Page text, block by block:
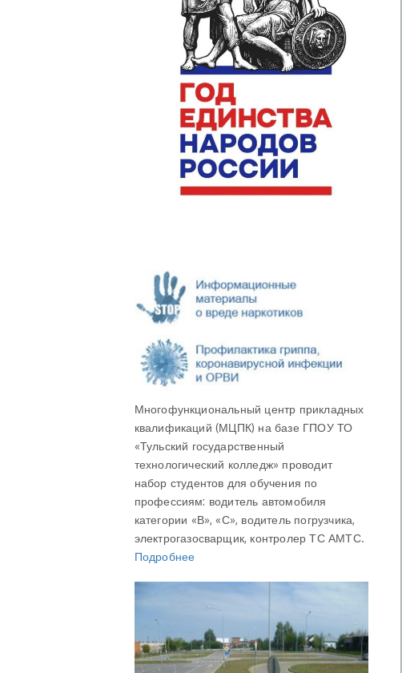
Многофункциональный центр прикладных
квалификаций (МЦПК) на базе ГПОУ ТО
«Тульский государственный
технологический колледж» проводит
набор студентов для обучения по
профессиям: водитель автомобиля
категории «В», «С», водитель погрузчика,
электрогазосварщик, контролер ТС АМТС.
Подробнее